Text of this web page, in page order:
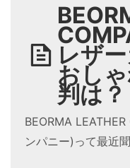
レザ
おし
判は？
BEORMA
ンパニー)って最近聞